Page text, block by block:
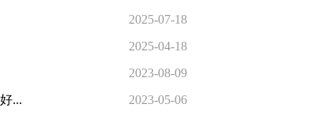
2025-07-18
2025-04-18
2023-08-09
...
2023-05-06